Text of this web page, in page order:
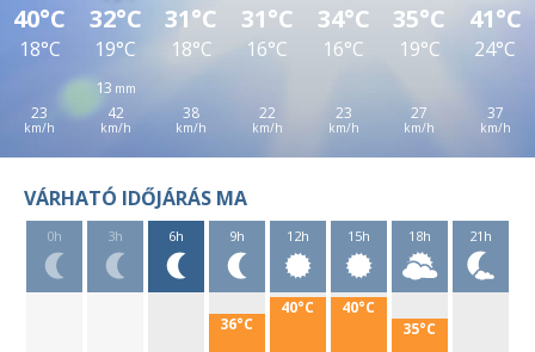
40°C
18°C
23
32°C
19°C
13
42
31°C
18°C
38
31°C
16°C
22
34°C
16°C
23
35°C
19°C
27
41°C
24°C
37
VÁRHATÓ IDŐJÁRÁS MA
0h 3h 6h 9h
36°C
12h
40°C
15h
40°C
18h
35°C
21h